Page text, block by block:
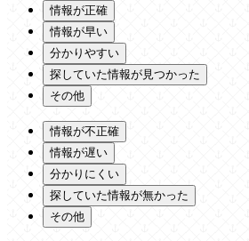
情報が正確
情報が早い
分かりやすい
探していた情報が見つかった
その他
情報が不正確
情報が遅い
分かりにくい
探していた情報が無かった
その他